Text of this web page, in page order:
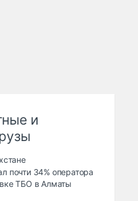
и
почти 34% оператора
ТБО в Алматы